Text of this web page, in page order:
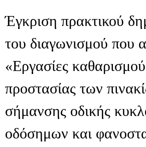
Έγκριση πρακτικού
του διαγωνισμού που
«Εργασίες
προστασίας των
σήμανσης οδικής
οδόσημων και